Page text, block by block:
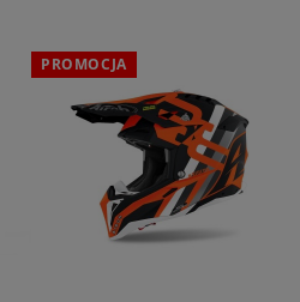
PROMOCJA